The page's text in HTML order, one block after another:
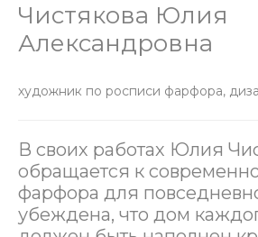
Чистякова Юлия
Александровна
художник по росписи фарфора,
В своих работах Юлия
обращается к
фарфора для
убеждена, что дом